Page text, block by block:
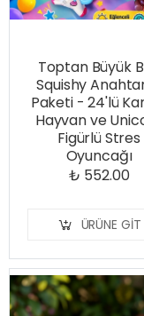
Toptan Büyük
Squishy
Paketi - 24'lü
Hayvan ve
Figürlü Stres
Oyuncağı
₺ 552.00
ÜRÜNE GIT